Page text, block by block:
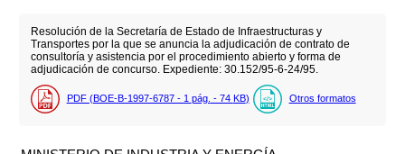
Resolución de la Secretaría de Estado de Infraestructuras y
Transportes por la que se anuncia la adjudicación de contrato de
consultoría y asistencia por el procedimiento abierto y forma de
adjudicación de concurso. Expediente: 30.152/95-6-24/95.
PDF (BOE-B-1997-6787 - 1 pág. - 74 KB) Otros formatos